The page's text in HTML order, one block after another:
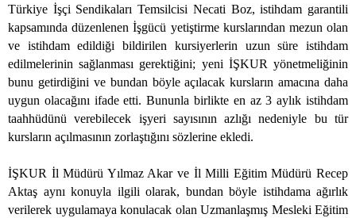
Türkiye İşçi Sendikaları Temsilcisi Necati Boz, istihdam garantili
kapsamında düzenlenen İşgücü yetiştirme kurslarından mezun olan
ve istihdam edildiği bildirilen kursiyerlerin uzun süre istihdam
edilmelerinin sağlanması gerektiğini; yeni İŞKUR yönetmeliğinin
bunu getirdiğini ve bundan böyle açılacak kursların amacına daha
uygun olacağını ifade etti. Bununla birlikte en az 3 aylık istihdam
taahhüdünü verebilecek işyeri sayısının azlığı nedeniyle bu tür
kursların açılmasının zorlaştığını sözlerine ekledi.
İŞKUR İl Müdürü Yılmaz Akar ve İl Milli Eğitim Müdürü Recep
Aktaş aynı konuyla ilgili olarak, bundan böyle istihdama ağırlık
verilerek uygulamaya konulacak olan Uzmanlaşmış Mesleki Eğitim